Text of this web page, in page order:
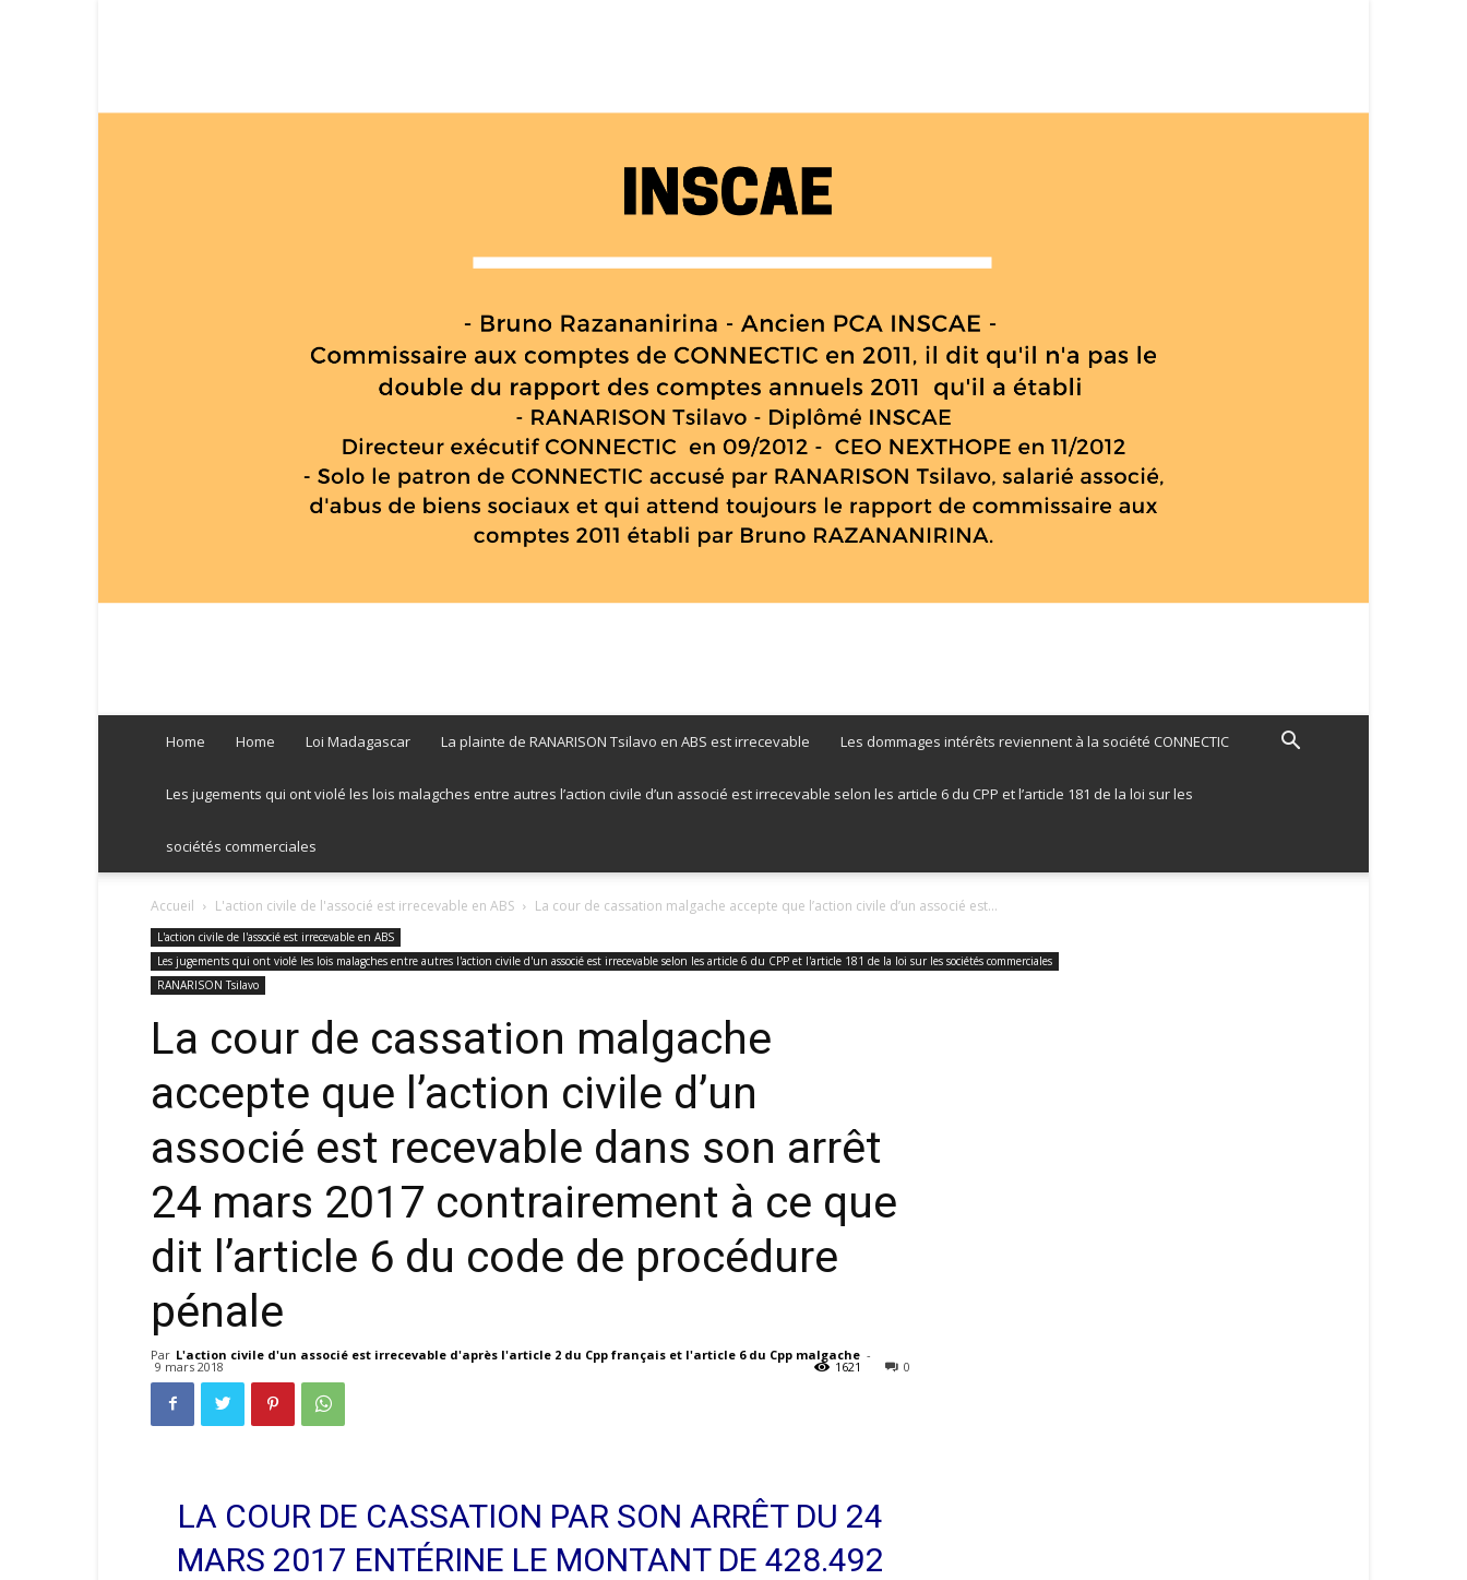
RANARISON
est
diplômé
Home Home Loi Madagascar La plainte de RANARISON Tsilavo en ABS est irrecevable Les dommages intérêts reviennent à la société CONNECTIC
Les jugements qui ont violé les lois malagches entre autres l’action civile d’un associé est irrecevable selon les article 6 du CPP et l’article 181 de la loi sur les
sociétés commerciales
Accueil L'action civile de l'associé est irrecevable en ABS La cour de cassation malgache accepte que l’action civile d’un associé est...
L'action civile de l'associé est irrecevable en ABS
Les jugements qui ont violé les lois malagches entre autres l'action civile d'un associé est irrecevable selon les article 6 du CPP et l'article 181 de la loi sur les sociétés commerciales
RANARISON Tsilavo
La cour de cassation malgache
accepte que l’action civile d’un
associé est recevable dans son arrêt
24 mars 2017 contrairement à ce que
dit l’article 6 du code de procédure
pénale
Par L'action civile d'un associé est irrecevable d'après l'article 2 du Cpp français et l'article 6 du Cpp malgache -
9 mars 2018 0
1621
LA COUR DE CASSATION PAR SON ARRÊT DU 24
MARS 2017 ENTÉRINE LE MONTANT DE 428.492